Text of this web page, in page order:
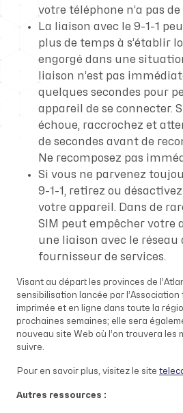
votre téléphone n’a pas de
La liaison avec le 9-1-1
plus de temps à s’établir
engorgé dans une
liaison n’est pas
quelques secondes pour
appareil de se connecter.
échoue, raccrochez et
de secondes avant de
Ne recomposez pas
Si vous ne parvenez
9-1-1, retirez ou
votre appareil. Dans de
SIM peut empêcher votre
une liaison avec le réseau
fournisseur de services.
Visant au départ les provinces de
sensibilisation lancée par l’Association
imprimée et en ligne dans toute la
prochaines semaines; elle sera
nouveau site Web où l’on trouvera les
suivre.
Pour en savoir plus, visitez le site
Autres ressources :